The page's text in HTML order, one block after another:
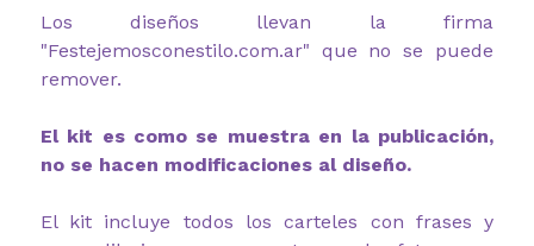
Los diseños llevan la firma
"Festejemosconestilo.com.ar" que no se puede
remover.
El kit es como se muestra en la publicación,
no se hacen modificaciones al diseño.
El kit incluye todos los carteles con frases y